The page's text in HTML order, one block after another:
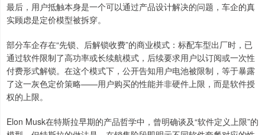
最后，用户抵触本身是一个可以通过产品设计解决的问题，车企的真
实顾虑是定价模型被拆穿。
部分车企存在“先锁、后解锁收费”的商业模式：标配车型出厂时，已
通过软件限制了高功率或长续航模式，后续要求用户以订阅或一次性
付费形式解锁。在这个模式下，公开告知用户电池被限制，等于暴露
了这一灰色定价策略——用户购买的性能并非硬件上限，而是软件授
权的上限。
Elon Musk在特斯拉早期的产品哲学中，曾明确谈及“软件定义上限”的